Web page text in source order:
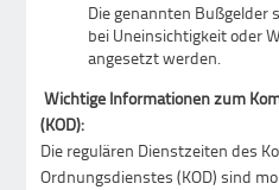
Die genannten Bußgelder
bei Uneinsichtigkeit oder
angesetzt werden.
Wichtige Informationen zum
(KOD):
Die regulären Dienstzeiten des
Ordnungsdienstes (KOD) sind